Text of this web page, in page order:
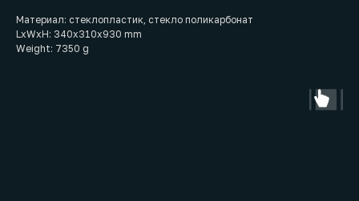
Материал: стеклопластик, стекло поликарбонат
LxWxH: 340x310x930 mm
Weight: 7350 g